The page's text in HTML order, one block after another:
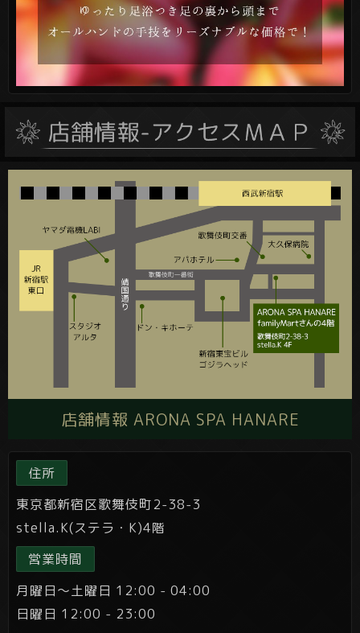
店舗情報 ARONA SPA HANARE
住所
東京都新宿区歌舞伎町2-38-3
stella.K(ステラ・K)4階
営業時間
月曜日～土曜日 12:00 - 04:00
日曜日 12:00 - 23:00